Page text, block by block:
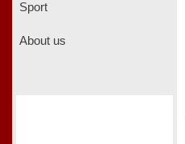
Sport
About us